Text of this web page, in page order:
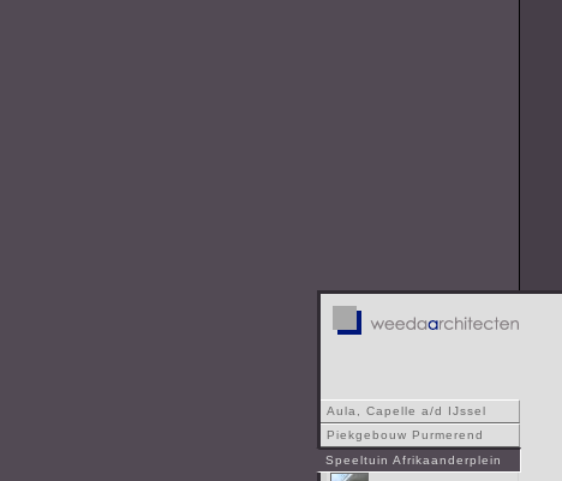
Aula, Capelle a/d IJssel
Piekgebouw Purmerend
Speeltuin Afrikaanderplein